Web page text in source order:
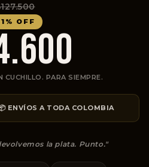
OFF
PARA SIEMPRE.
ENVÍOS A TODA COLOMBIA
la plata. Punto."